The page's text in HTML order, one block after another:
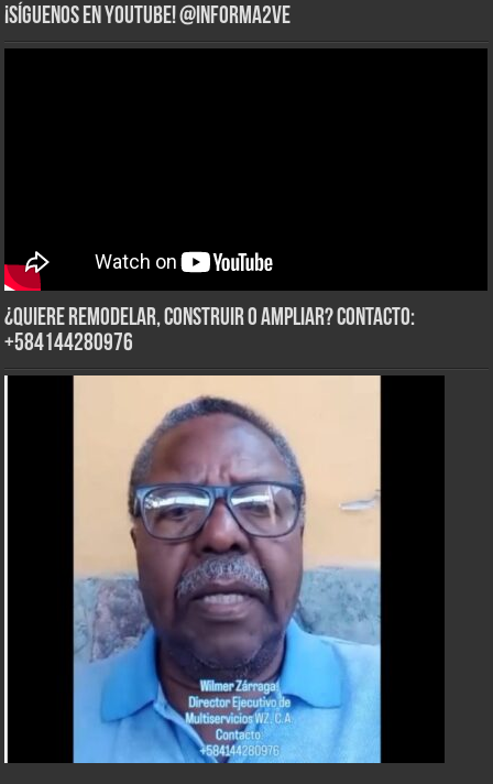
¡Síguenos en YouTube! @informa2ve
¿Quiere Remodelar, Construir o Ampliar? Contacto:
+584144280976